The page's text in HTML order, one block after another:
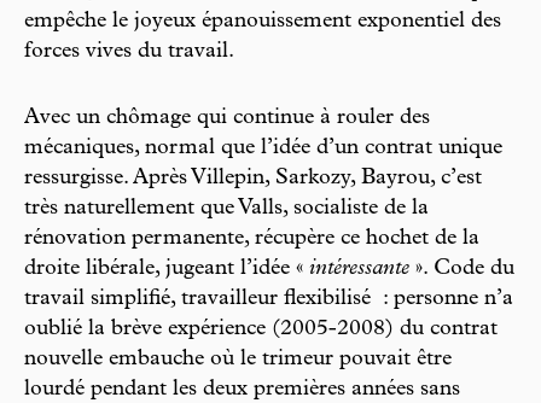
empêche le joyeux épanouissement exponentiel des
forces vives du travail.
Avec un chômage qui continue à rouler des
mécaniques, normal que l’idée d’un contrat unique
ressurgisse. Après Villepin, Sarkozy, Bayrou, c’est
très naturellement que Valls, socialiste de la
rénovation permanente, récupère ce hochet de la
droite libérale, jugeant l’idée « intéressante ». Code du
travail simplifié, travailleur flexibilisé : personne n’a
oublié la brève expérience (2005-2008) du contrat
nouvelle embauche où le trimeur pouvait être
lourdé pendant les deux premières années sans